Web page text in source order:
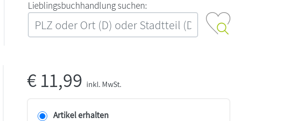
L‍i‍e‍b‍l‍i‍n‍g‍s‍b‍u‍c‍h‍h‍a‍n‍d‍l‍u‍n‍g‍ ‍s‍u‍c‍h‍e‍n‍:‍
€11,99 inkl. MwSt.
Artikel erhalten